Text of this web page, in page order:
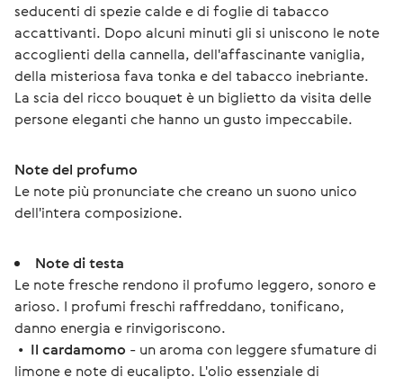
seducenti di spezie calde e di foglie di tabacco
accattivanti. Dopo alcuni minuti gli si uniscono le note
accoglienti della cannella, dell'affascinante vaniglia,
della misteriosa fava tonka e del tabacco inebriante.
La scia del ricco bouquet è un biglietto da visita delle
persone eleganti che hanno un gusto impeccabile.
Note del profumo
Le note più pronunciate che creano un suono unico
dell'intera composizione.
Note di testa
Le note fresche rendono il profumo leggero, sonoro e
arioso. I profumi freschi raffreddano, tonificano,
danno energia e rinvigoriscono.
• Il cardamomo - un aroma con leggere sfumature di
limone e note di eucalipto. L'olio essenziale di